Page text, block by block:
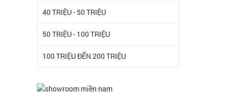
40 TRIỆU - 50 TRIỆU
50 TRIỆU - 100 TRIỆU
100 TRIỆU ĐẾN 200 TRIỆU